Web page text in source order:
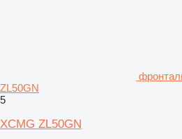
ZL50GN
5
XCMG ZL50GN